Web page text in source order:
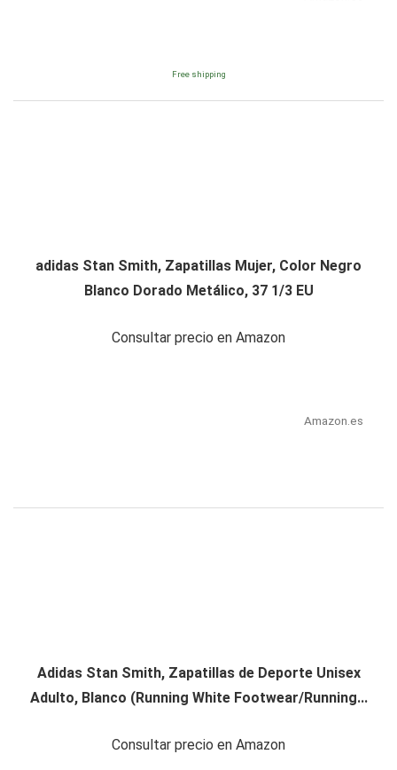
Free shipping
adidas Stan Smith, Zapatillas Mujer, Color Negro
Blanco Dorado Metálico, 37 1/3 EU
Consultar precio en Amazon
Amazon.es
Adidas Stan Smith, Zapatillas de Deporte Unisex
Adulto, Blanco (Running White Footwear/Running...
Consultar precio en Amazon